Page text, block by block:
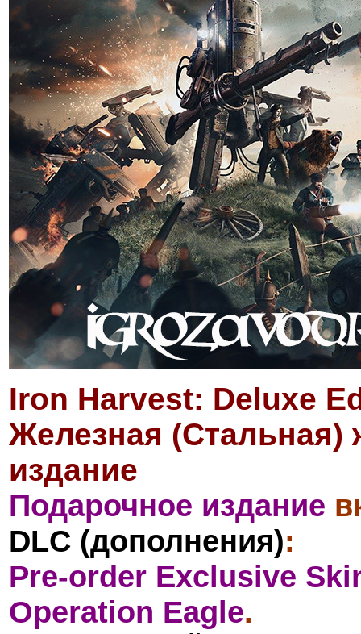
Iron Harvest: Deluxe
Железная (Стальная)
издание
Подарочное издание
DLC (дополнения):
Pre-order Exclusive
Operation Eagle.